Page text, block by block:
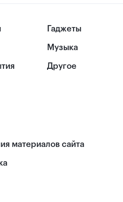
Гаджеты
Музыка
Другое
материалов сайта